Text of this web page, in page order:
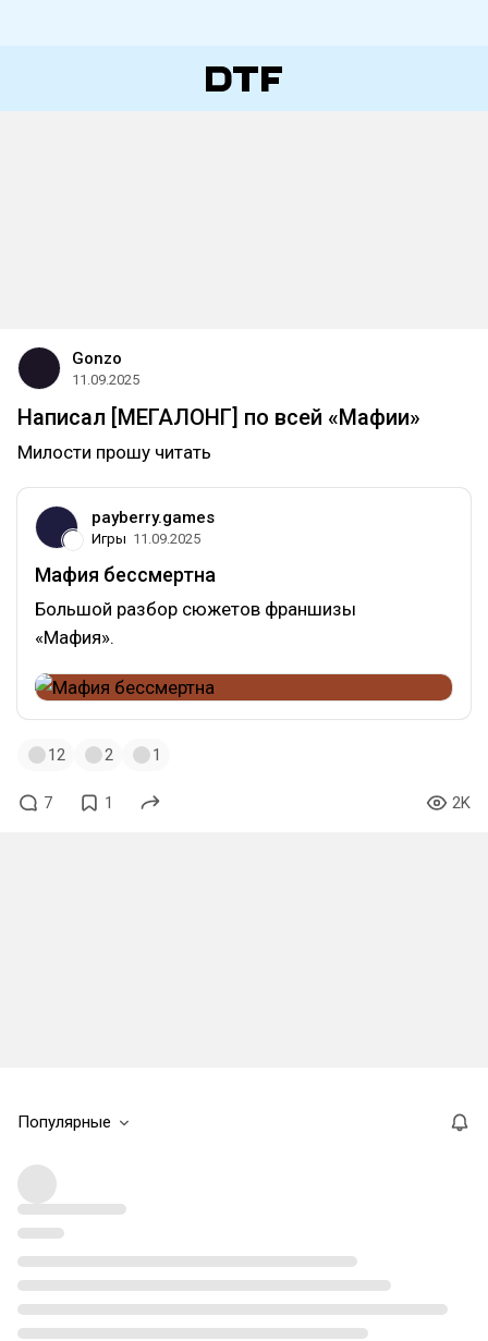
Gonzo
11.09.2025
Написал [МЕГАЛОНГ] по всей «Мафии»
Милости прошу читать
payberry.games
Игры 11.09.2025
Мафия бессмертна
Большой разбор сюжетов франшизы
«Мафия».
12 2 1
7 1 2K
Популярные